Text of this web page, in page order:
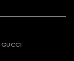
GUCCI